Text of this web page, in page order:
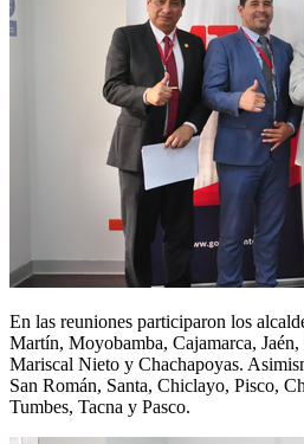
En las reuniones participaron los
Martín, Moyobamba, Cajamarca,
Mariscal Nieto y Chachapoyas.
San Román, Santa, Chiclayo, Pisco,
Tumbes, Tacna y Pasco.